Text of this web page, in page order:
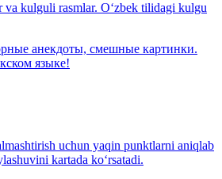
va kulguli rasmlar. O‘zbek tilidagi kulgu
анекдоты, смешные картинки.
языке!
uchun yaqin punktlarni aniqlab
kartada ko‘rsatadi.